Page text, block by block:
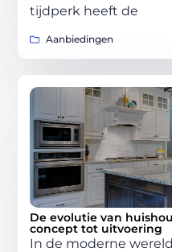
tijdperk heeft de
Aanbiedingen
De evolutie van
concept tot uitvoering
In de moderne